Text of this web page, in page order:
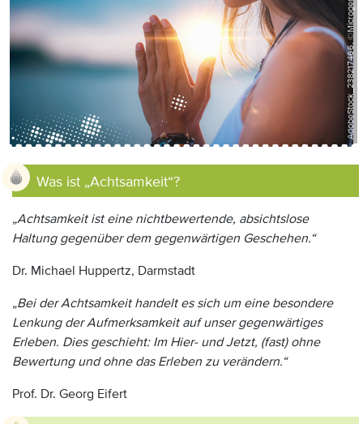
AdobeStock_238217466, ©Microgen
Anzeige:Was ist „Achtsamkeit“?
„Achtsamkeit ist eine nichtbewertende, absichtslose
Haltung gegenüber dem gegenwärtigen Geschehen.“
Dr. Michael Huppertz, Darmstadt
„Bei der Achtsamkeit handelt es sich um eine besondere
Lenkung der Aufmerksamkeit auf unser gegenwärtiges
Erleben. Dies geschieht: Im Hier- und Jetzt, (fast) ohne
Bewertung und ohne das Erleben zu verändern.“
Prof. Dr. Georg Eifert